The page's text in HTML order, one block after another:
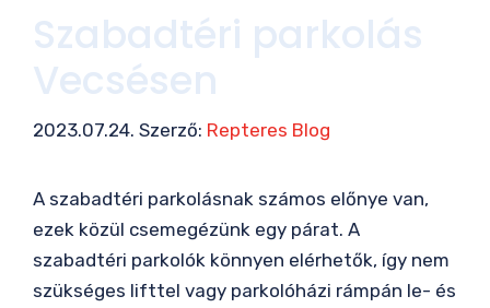
Szabadtéri parkolás
Vecsésen
2023.07.24. Szerző: Repteres Blog
A szabadtéri parkolásnak számos előnye van,
ezek közül csemegézünk egy párat. A
szabadtéri parkolók könnyen elérhetők, így nem
szükséges lifttel vagy parkolóházi rámpán le- és